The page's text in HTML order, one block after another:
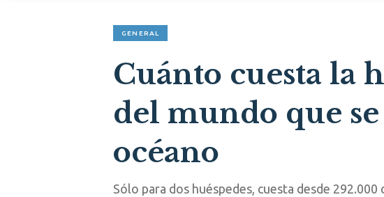
GENERAL
Cuánto cuesta la
del mundo que
océano
Sólo para dos huéspedes, cuesta desde